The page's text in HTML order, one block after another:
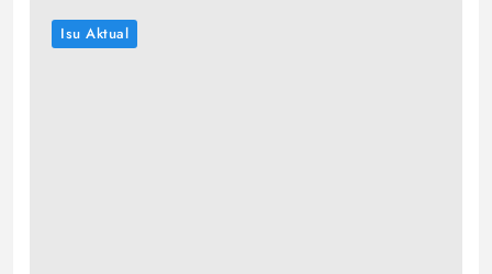
Isu Aktual